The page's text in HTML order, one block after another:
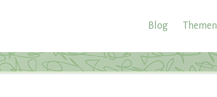
Blog Themen